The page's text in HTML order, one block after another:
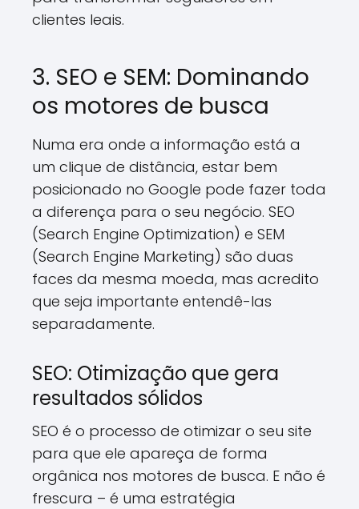
clientes leais.
3. SEO e SEM: Dominando
os motores de busca
Numa era onde a informação está a
um clique de distância, estar bem
posicionado no Google pode fazer toda
a diferença para o seu negócio. SEO
(Search Engine Optimization) e SEM
(Search Engine Marketing) são duas
faces da mesma moeda, mas acredito
que seja importante entendê-las
separadamente.
SEO: Otimização que gera
resultados sólidos
SEO é o processo de otimizar o seu site
para que ele apareça de forma
orgânica nos motores de busca. E não é
frescura – é uma estratégia